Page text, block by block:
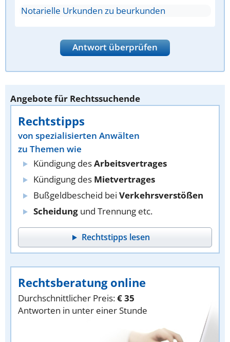
Notarielle Urkunden zu beurkunden
Antwort überprüfen
Angebote für Rechtssuchende
Rechtstipps
von spezialisierten Anwälten
zu Themen wie
Kündigung desArbeitsvertrages
Kündigung des Mietvertrages
Bußgeldbescheid bei Verkehrsverstößen
Scheidung und Trennung etc.
Rechtstipps lesen
Rechtsberatung online
Durchschnittlicher Preis:€ 35
Antworten in unter einer Stunde